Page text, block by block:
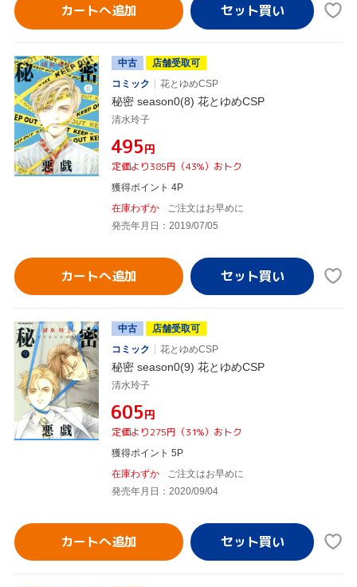
カートへ追加
中古
店舗受取可
コミック
花とゆめCSP
秘密 season0(8) 花とゆめCSP
清水玲子
¥495円
定価より385円（43%）おトク
獲得ポイント 4P
在庫わずか
ご注文はお早めに
発売年月日：2019/07/05
カートへ追加
中古
店舗受取可
コミック
花とゆめCSP
秘密 season0(9) 花とゆめCSP
清水玲子
¥605円
定価より275円（31%）おトク
獲得ポイント 5P
在庫わずか
ご注文はお早めに
発売年月日：2020/09/04
カートへ追加